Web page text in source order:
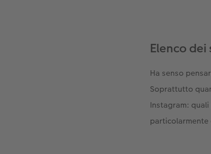
Elenco
Ha senso
Soprattutto
Instagram: